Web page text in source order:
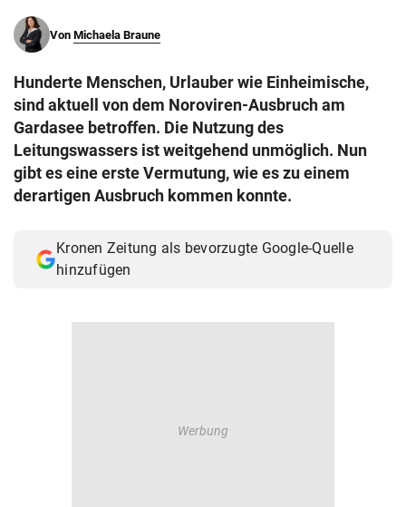
Von Michaela Braune
Hunderte Menschen, Urlauber wie Einheimische,
sind aktuell von dem Noroviren-Ausbruch am
Gardasee betroffen. Die Nutzung des
Leitungswassers ist weitgehend unmöglich. Nun
gibt es eine erste Vermutung, wie es zu einem
derartigen Ausbruch kommen konnte.
Kronen Zeitung als bevorzugte Google-Quelle
hinzufügen